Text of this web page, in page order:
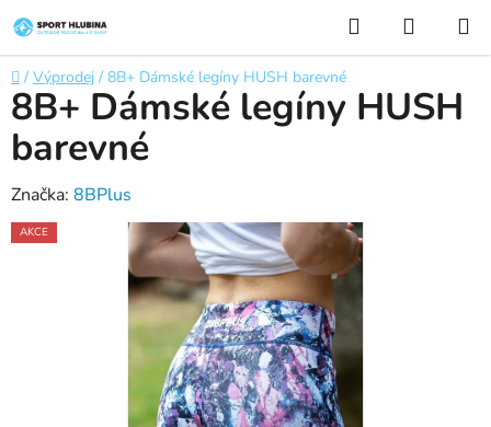
na
obsah
Hledat
KOŠÍK
Domů
/ Výprodej / 8B+ Dámské legíny HUSH barevné
8B+ Dámské legíny HUSH
barevné
Značka: 8BPlus
AKCE